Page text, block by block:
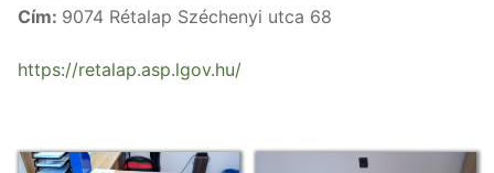
Cím: 9074 Rétalap Széchenyi utca 68
https://retalap.asp.lgov.hu/